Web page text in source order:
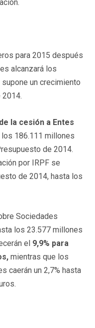
para 2015 después
alcanzará los
un crecimiento
la cesión a Entes
186.111 millones
de 2014.
por IRPF se
de 2014, hasta los
Sociedades
los 23.577 millones
el 9,9% para
mientras que los
caerán un 2,7% hasta